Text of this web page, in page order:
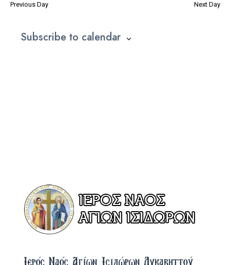
Previous Day Next Day
Subscribe to calendar
Ιερός Ναός Αγίων Ισιδώρων Λυκαβηττού